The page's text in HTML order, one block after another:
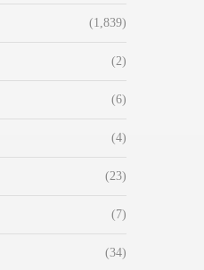
(1,839)
(2)
(6)
(4)
(23)
(7)
(34)